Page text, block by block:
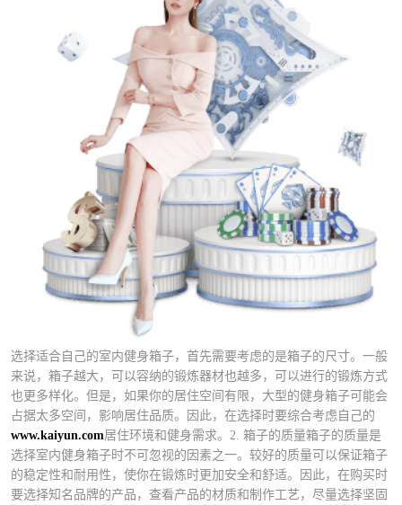
选择适合自己的室内健身箱子，首先需要考虑的是箱子的尺寸。一般
来说，箱子越大，可以容纳的锻炼器材也越多，可以进行的锻炼方式
也更多样化。但是，如果你的居住空间有限，大型的健身箱子可能会
占据太多空间，影响居住品质。因此，在选择时要综合考虑自己的
www.kaiyun.com居住环境和健身需求。2. 箱子的质量箱子的质量是
选择室内健身箱子时不可忽视的因素之一。较好的质量可以保证箱子
的稳定性和耐用性，使你在锻炼时更加安全和舒适。因此，在购买时
要选择知名品牌的产品，查看产品的材质和制作工艺，尽量选择坚固